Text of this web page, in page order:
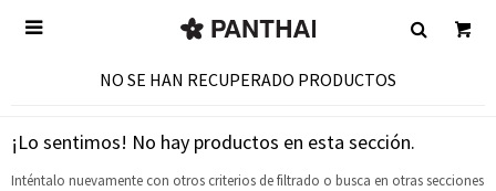

NO SE HAN RECUPERADO PRODUCTOS
¡Lo sentimos! No hay productos en esta sección.
Inténtalo nuevamente con otros criterios de filtrado o busca en otras secciones